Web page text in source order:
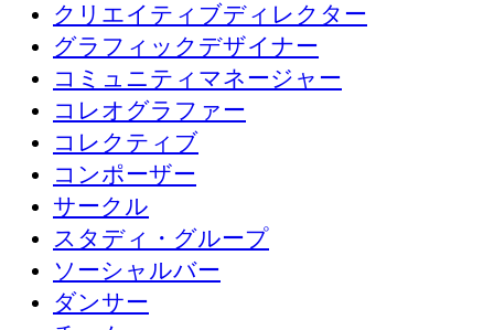
クリエイティブディレクター
グラフィックデザイナー
コミュニティマネージャー
コレオグラファー
コレクティブ
コンポーザー
サークル
スタディ・グループ
ソーシャルバー
ダンサー